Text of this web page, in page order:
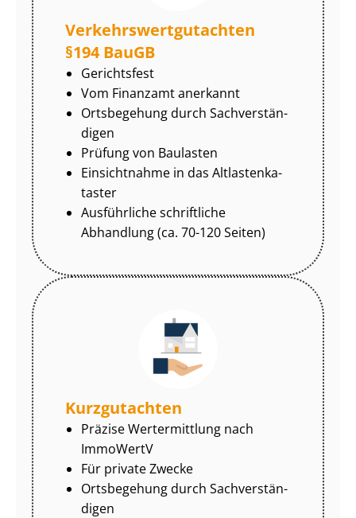
Ver­kehrs­wert­gut­ach­ten
§194 BauGB
Gerichtsfest
Vom Finanzamt anerkannt
Ortsbegehung durch Sach­ver­stän­
di­gen
Prüfung von Baulasten
Einsichtnahme in das Alt­las­ten­ka­
tas­ter
Ausführliche schriftliche
Abhandlung (ca. 70-120 Seiten)
Kurzgutachten
Präzise Wertermittlung nach
ImmoWertV
Für private Zwecke
Ortsbegehung durch Sach­ver­stän­
di­gen